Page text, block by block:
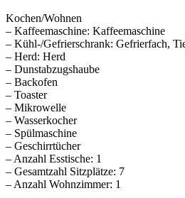
Kochen/Wohnen
– Kaffeemaschine: Kaffeemaschine
– Kühl-/Gefrierschrank: Gefrierfach,
– Herd: Herd
– Dunstabzugshaube
– Backofen
– Toaster
– Mikrowelle
– Wasserkocher
– Spülmaschine
– Geschirrtücher
– Anzahl Esstische: 1
– Gesamtzahl Sitzplätze: 7
– Anzahl Wohnzimmer: 1